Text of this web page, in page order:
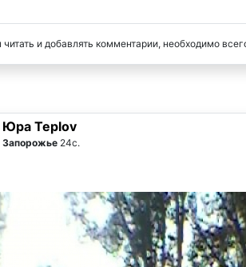
и добавлять комментарии, необходимо
Юра Teplov
Запорожье 24с.